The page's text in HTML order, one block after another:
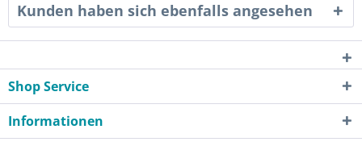
Kunden haben sich ebenfalls angesehen
Shop Service
Informationen